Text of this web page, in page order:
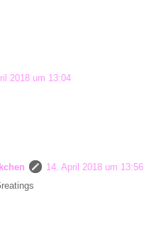
2018 um 13:04
14. April 2018 um 13:56